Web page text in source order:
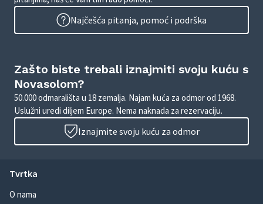
Najčešća pitanja, pomoć i podrška
Zašto biste trebali iznajmiti svoju kuću s
Novasolom?
50.000 odmarališta u 18 zemalja. Najam kuća za odmor od 1968.
Uslužni uredi diljem Europe. Nema naknada za rezervaciju.
Iznajmite svoju kuću za odmor
Tvrtka
O nama